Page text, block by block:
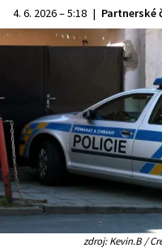
4. 6. 2026 – 5:18 | Partnerské
zdroj: Kevin.B /